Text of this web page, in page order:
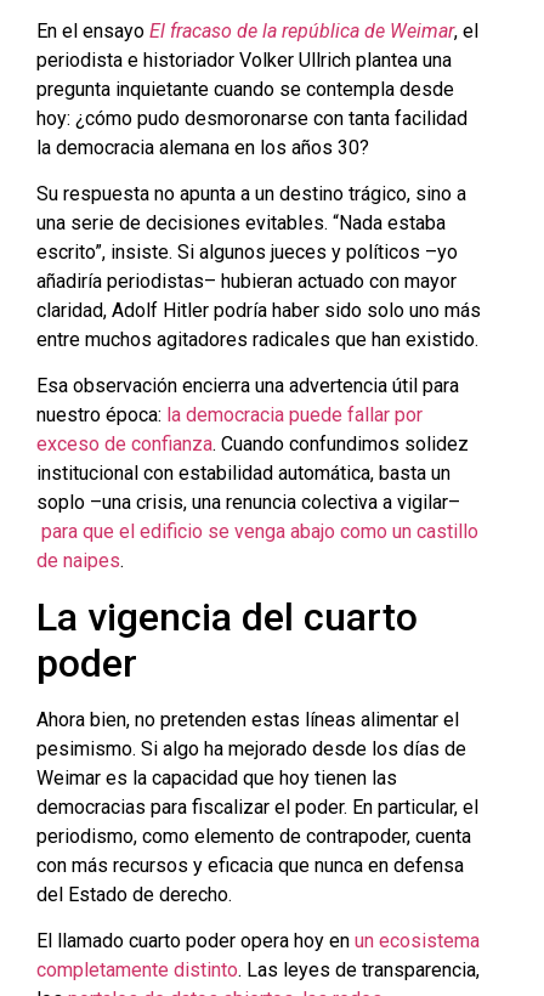
En el ensayo El fracaso de la república de Weimar, el
periodista e historiador Volker Ullrich plantea una
pregunta inquietante cuando se contempla desde
hoy: ¿cómo pudo desmoronarse con tanta facilidad
la democracia alemana en los años 30?
Su respuesta no apunta a un destino trágico, sino a
una serie de decisiones evitables. “Nada estaba
escrito”, insiste. Si algunos jueces y políticos –yo
añadiría periodistas– hubieran actuado con mayor
claridad, Adolf Hitler podría haber sido solo uno más
entre muchos agitadores radicales que han existido.
Esa observación encierra una advertencia útil para
nuestro época: la democracia puede fallar por
exceso de confianza. Cuando confundimos solidez
institucional con estabilidad automática, basta un
soplo –una crisis, una renuncia colectiva a vigilar–
para que el edificio se venga abajo como un castillo
de naipes.
La vigencia del cuarto
poder
Ahora bien, no pretenden estas líneas alimentar el
pesimismo. Si algo ha mejorado desde los días de
Weimar es la capacidad que hoy tienen las
democracias para fiscalizar el poder. En particular, el
periodismo, como elemento de contrapoder, cuenta
con más recursos y eficacia que nunca en defensa
del Estado de derecho.
El llamado cuarto poder opera hoy en un ecosistema
completamente distinto. Las leyes de transparencia,